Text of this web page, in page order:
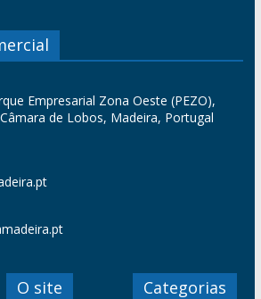
Empresarial Zona Oeste (PEZO),
de Lobos, Madeira, Portugal
O site Categorias